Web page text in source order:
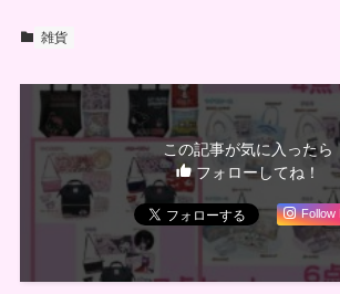
雑貨
この記事が気に入ったら
フォローしてね！
Follow